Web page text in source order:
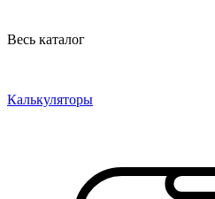
Весь каталог
Калькуляторы